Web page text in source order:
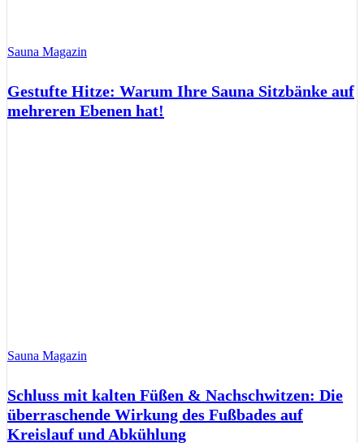
Sauna Magazin
Gestufte Hitze: Warum Ihre Sauna Sitzbänke auf
mehreren Ebenen hat!
Sauna Magazin
Schluss mit kalten Füßen & Nachschwitzen: Die
überraschende Wirkung des Fußbades auf
Kreislauf und Abkühlung